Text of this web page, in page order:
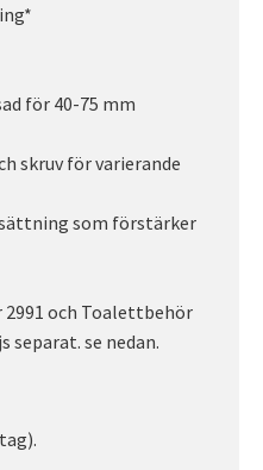
för 40-75 mm
skruv för varierande
som förstärker
och Toalettbehör
separat. se nedan.